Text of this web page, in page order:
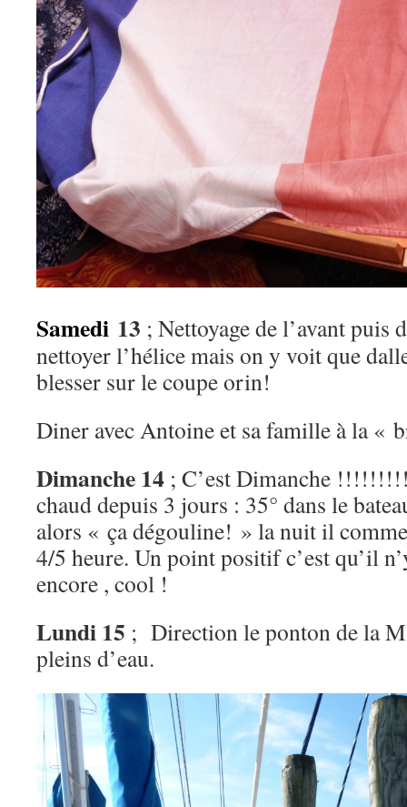
Samedi 13 ; Nettoyage de l’avant puis
nettoyer l’hélice mais on y voit que
blesser sur le coupe orin!
Diner avec Antoine et sa famille à la «
Dimanche 14 ; C’est Dimanche
chaud depuis 3 jours : 35° dans le
alors « ça dégouline! » la nuit il
4/5 heure. Un point positif c’est qu’il
encore , cool !
Lundi 15 ; Direction le ponton de la
pleins d’eau.